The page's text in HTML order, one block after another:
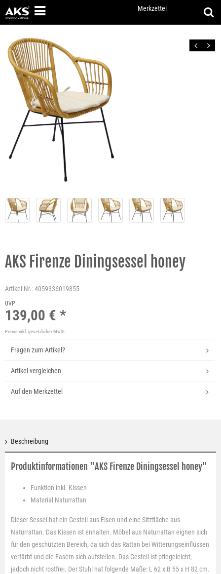
Merkzettel
Zurück Vor
AKS Firenze Diningsessel honey
Artikel-Nr.:4059336019855
UVP
139,00 € *
Preise inkl. gesetzlicher MwSt.
Fragen zum Artikel?
Artikel vergleichen
Auf den Merkzettel
Beschreibung
Produktinformationen "AKS Firenze Diningsessel honey"
Funktion inkl. Kissen
Material Naturrattan
Dieser Sessel hat ein Gestell aus Eisen und eine Sitzfläche aus
Naturrattan. Das Kissen ist enhalten. Möbel aus Naturrattan eignen sich
für den geschützten Bereich, da sich das Rattan bei Witterungseinflüssen
verfärbt und die Fasern sich aufstellen. Das Gestell ist pflegeleicht,
jedoch nicht rostfrei. Der Stuhl hat folgende Maße: L 62 x B 55 x H 82 cm.